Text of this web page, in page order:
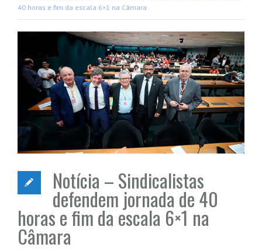
40 horas e fim da escala 6×1 na Câmara
Notícia – Sindicalistas
defendem jornada de 40
horas e fim da escala 6×1 na
Câmara